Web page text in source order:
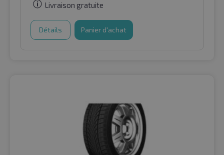
Livraison gratuite
Détails Panier d'achat